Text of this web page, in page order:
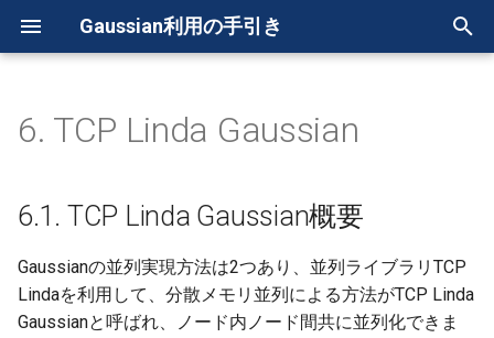
Gaussian利用の手引き
期
化
6.1. TCP Linda Gaussian概要
6.2. Gaussian Lindaの実行
6. TCP Linda Gaussian
6.1. TCP Linda Gaussian概要
Gaussianの並列実現方法は2つあり、並列ライブラリTCP
Lindaを利用して、分散メモリ並列による方法がTCP Linda
Gaussianと呼ばれ、ノード内ノード間共に並列化できま